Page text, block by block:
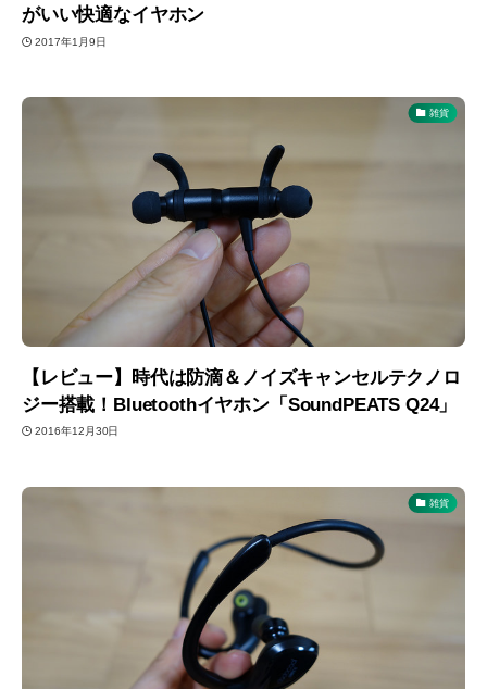
がいい快適なイヤホン
2017年1月9日
雑貨
【レビュー】時代は防滴＆ノイズキャンセルテクノロ
ジー搭載！Bluetoothイヤホン「SoundPEATS Q24」
2016年12月30日
雑貨